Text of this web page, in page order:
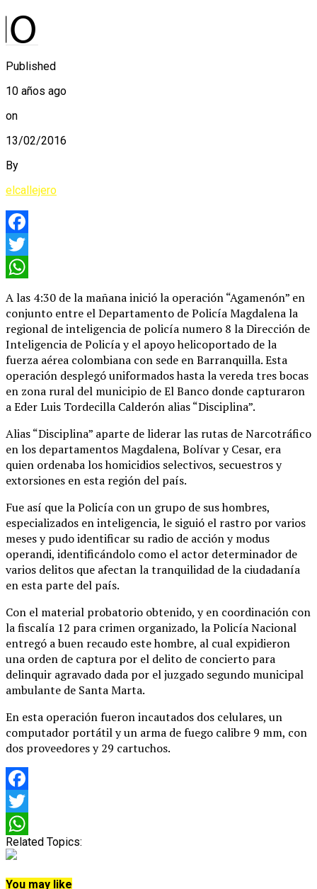
Published
10 años ago
on
13/02/2016
By
elcallejero
Facebook
Twitter
A las 4:30 de la mañana inició la operación “Agamenón” en
conjunto entre el Departamento de Policía Magdalena la
regional de inteligencia de policía numero 8 la Dirección de
Inteligencia de Policía y el apoyo helicoportado de la
fuerza aérea colombiana con sede en Barranquilla. Esta
operación desplegó uniformados hasta la vereda tres bocas
en zona rural del municipio de El Banco donde capturaron
a Eder Luis Tordecilla Calderón alias “Disciplina”.
Alias “Disciplina” aparte de liderar las rutas de Narcotráfico
en los departamentos Magdalena, Bolívar y Cesar, era
quien ordenaba los homicidios selectivos, secuestros y
extorsiones en esta región del país.
Fue así que la Policía con un grupo de sus hombres,
especializados en inteligencia, le siguió el rastro por varios
meses y pudo identificar su radio de acción y modus
operandi, identificándolo como el actor determinador de
varios delitos que afectan la tranquilidad de la ciudadanía
en esta parte del país.
Con el material probatorio obtenido, y en coordinación con
la fiscalía 12 para crimen organizado, la Policía Nacional
entregó a buen recaudo este hombre, al cual expidieron
una orden de captura por el delito de concierto para
delinquir agravado dada por el juzgado segundo municipal
ambulante de Santa Marta.
En esta operación fueron incautados dos celulares, un
computador portátil y un arma de fuego calibre 9 mm, con
dos proveedores y 29 cartuchos.
Facebook
Twitter
WhatsApp
Related Topics:
You may like